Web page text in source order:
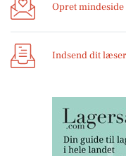
Opret mindeside
Indsend dit